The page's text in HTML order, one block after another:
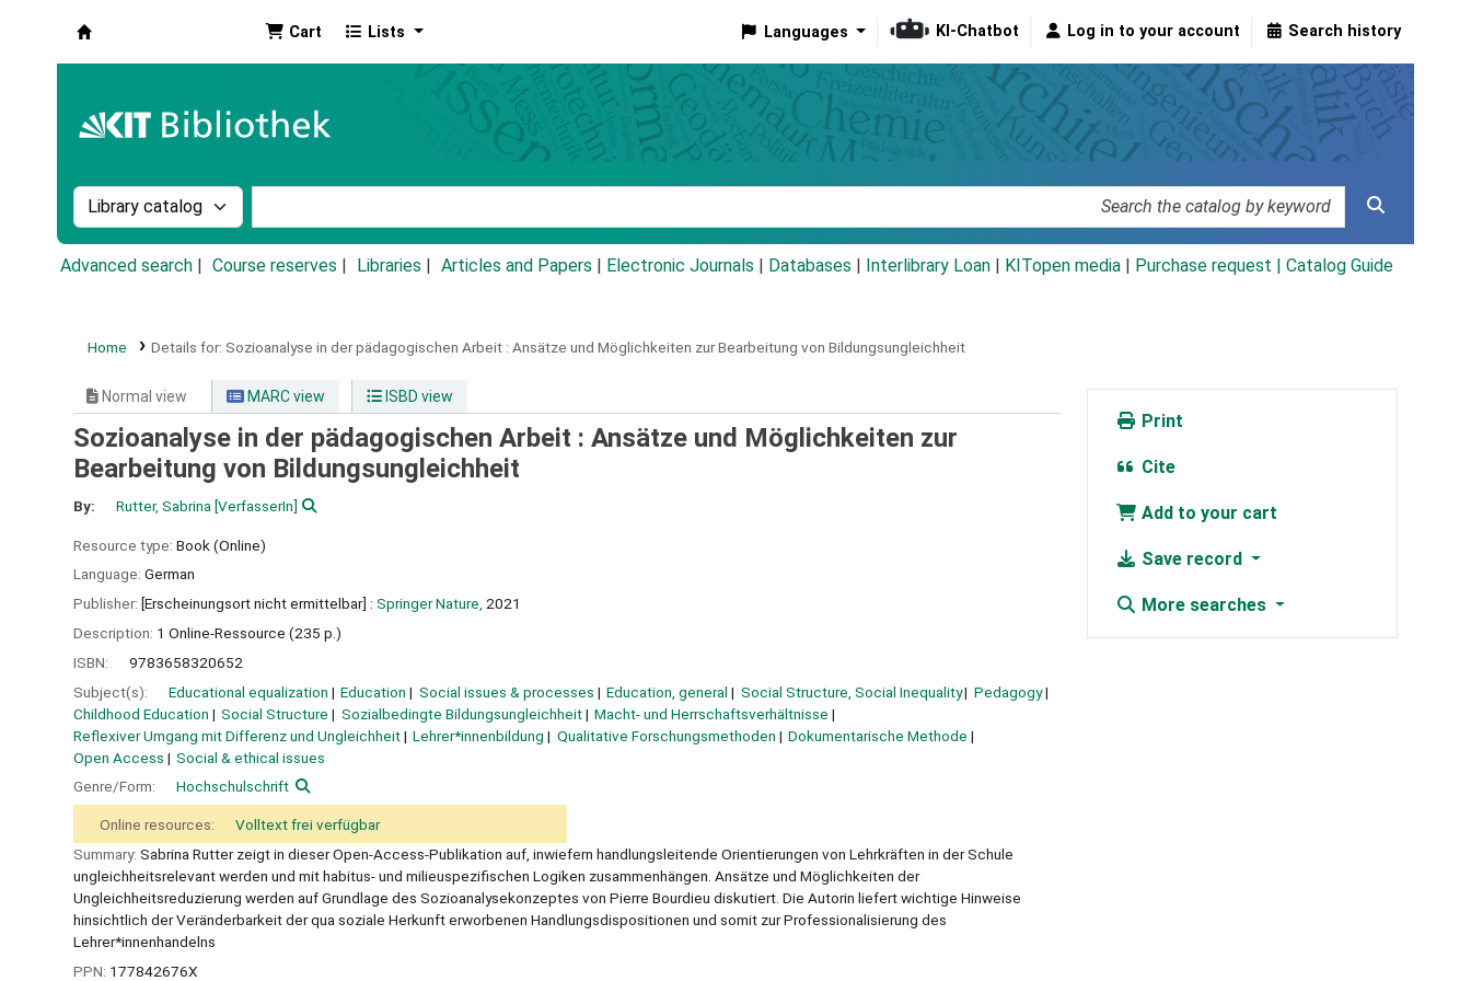
Cart Lists Languages KI-Chatbot Log in to your account Search history
Search the catalog by:
Advanced search Course reserves Libraries Articles and Papers Electronic Journals Databases Interlibrary Loan KITopen media Purchase request | Catalog Guide
Home Details for: Sozioanalyse in der pädagogischen Arbeit : Ansätze und Möglichkeiten zur Bearbeitung von Bildungsungleichheit
Normal view MARC view ISBD view
Sozioanalyse in der pädagogischen Arbeit : Ansätze und Möglichkeiten zur
Bearbeitung von Bildungsungleichheit
By: Rutter, Sabrina [VerfasserIn]
Resource type: Book (Online)
Language: German
Publisher: [Erscheinungsort nicht ermittelbar] : Springer Nature, 2021
Description: 1 Online-Ressource (235 p.)
ISBN:
9783658320652
Subject(s):
Educational equalization Education Social issues & processes Education, general Social Structure, Social Inequality
Pedagogy
Childhood Education
Social Structure Sozialbedingte Bildungsungleichheit
Macht- und Herrschaftsverhältnisse
Reflexiver Umgang mit Differenz und Ungleichheit
Lehrer*innenbildung Qualitative Forschungsmethoden
Dokumentarische Methode
Open Access
Social & ethical issues
Genre/Form:
Hochschulschrift
Online resources:
Volltext frei verfügbar
Summary: Sabrina Rutter zeigt in dieser Open-Access-Publikation auf, inwiefern handlungsleitende Orientierungen von Lehrkräften in der Schule
ungleichheitsrelevant werden und mit habitus- und milieuspezifischen Logiken zusammenhängen. Ansätze und Möglichkeiten der
Ungleichheitsreduzierung werden auf Grundlage des Sozioanalysekonzeptes von Pierre Bourdieu diskutiert. Die Autorin liefert wichtige Hinweise
hinsichtlich der Veränderbarkeit der qua soziale Herkunft erworbenen Handlungsdispositionen und somit zur Professionalisierung des
Lehrer*innenhandelns
PPN: 177842676X
Print
Cite
Add to your cart
Save record
More searches